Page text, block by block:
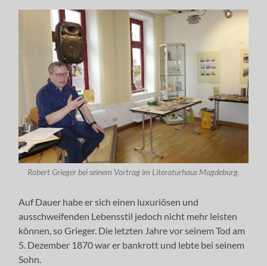
Robert Grieger bei seinem Vortrag im Literaturhaus Magdeburg.
Auf Dauer habe er sich einen luxuriösen und
ausschweifenden Lebensstil jedoch nicht mehr leisten
können, so Grieger. Die letzten Jahre vor seinem Tod am
5. Dezember 1870 war er bankrott und lebte bei seinem
Sohn.